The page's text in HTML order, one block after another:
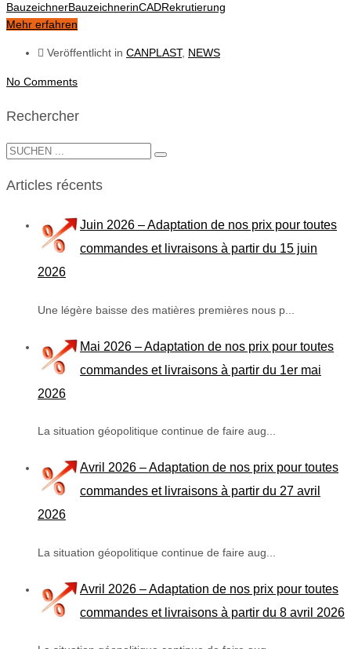
BauzeichnerBauzeichnerinCADRekrutierung
Mehr erfahren
Veröffentlicht in CANPLAST, NEWS
No Comments
Rechercher
Articles récents
Juin 2026 – Adaptation de nos prix pour toutes
commandes et livraisons à partir du 15 juin
2026
Une légère baisse des matières premières nous p...
Mai 2026 – Adaptation de nos prix pour toutes
commandes et livraisons à partir du 1er mai
2026
La situation géopolitique continue de faire aug...
Avril 2026 – Adaptation de nos prix pour toutes
commandes et livraisons à partir du 27 avril
2026
La situation géopolitique continue de faire aug...
Avril 2026 – Adaptation de nos prix pour toutes
commandes et livraisons à partir du 8 avril 2026